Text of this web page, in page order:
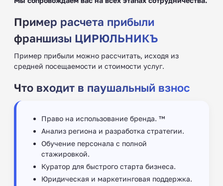
Пример расчета прибыли
франшизы ЦИРЮЛЬНИКЪ
Пример прибыли можно рассчитать, исходя из
средней посещаемости и стоимости услуг.
Что входит в паушальный взнос
Право на использование бренда. ™
Анализ региона и разработка стратегии.
Обучение персонала с полной
стажировкой.
Куратор для быстрого старта бизнеса.
Юридическая и маркетинговая поддержка.